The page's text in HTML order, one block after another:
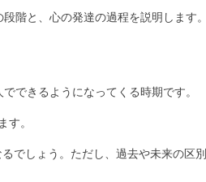
階と、心の発達の過程を説明します。
できるようになってくる時期です。
す。
でしょう。ただし、過去や未来の区別